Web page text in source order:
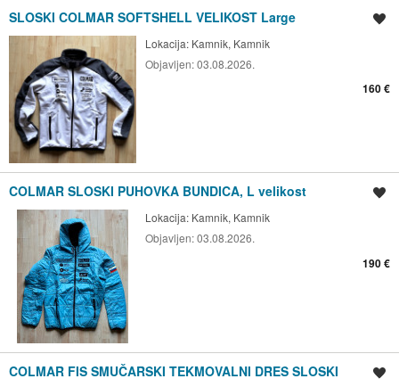
SLOSKI COLMAR SOFTSHELL VELIKOST Large
Lokacija: Kamnik, Kamnik
Objavljen:03.08.2026.
160 €
COLMAR SLOSKI PUHOVKA BUNDICA, L velikost
Lokacija: Kamnik, Kamnik
Objavljen:03.08.2026.
190 €
COLMAR FIS SMUČARSKI TEKMOVALNI DRES SLOSKI